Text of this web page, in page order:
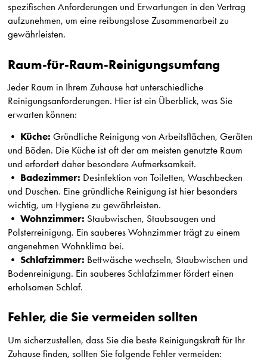
spezifischen Anforderungen und Erwartungen in den Vertrag
aufzunehmen, um eine reibungslose Zusammenarbeit zu
gewährleisten.
Raum-für-Raum-Reinigungsumfang
Jeder Raum in Ihrem Zuhause hat unterschiedliche
Reinigungsanforderungen. Hier ist ein Überblick, was Sie
erwarten können:
• Küche: Gründliche Reinigung von Arbeitsflächen, Geräten
und Böden. Die Küche ist oft der am meisten genutzte Raum
und erfordert daher besondere Aufmerksamkeit.
• Badezimmer: Desinfektion von Toiletten, Waschbecken
und Duschen. Eine gründliche Reinigung ist hier besonders
wichtig, um Hygiene zu gewährleisten.
•Wohnzimmer: Staubwischen, Staubsaugen und
Polsterreinigung. Ein sauberes Wohnzimmer trägt zu einem
angenehmen Wohnklima bei.
•Schlafzimmer: Bettwäsche wechseln, Staubwischen und
Bodenreinigung. Ein sauberes Schlafzimmer fördert einen
erholsamen Schlaf.
Fehler, die Sie vermeiden sollten
Um sicherzustellen, dass Sie die beste Reinigungskraft für Ihr
Zuhause finden, sollten Sie folgende Fehler vermeiden: